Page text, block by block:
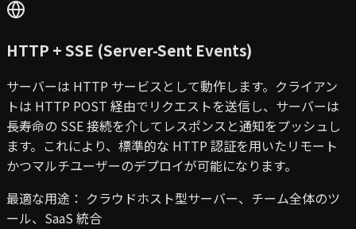
HTTP + SSE (Server-Sent Events)
サーバーは HTTP サービスとして動作します。クライアン
トは HTTP POST 経由でリクエストを送信し、サーバーは
長寿命の SSE 接続を介してレスポンスと通知をプッシュし
ます。これにより、標準的な HTTP 認証を用いたリモート
かつマルチユーザーのデプロイが可能になります。
最適な用途： クラウドホスト型サーバー、チーム全体のツ
ール、SaaS 統合